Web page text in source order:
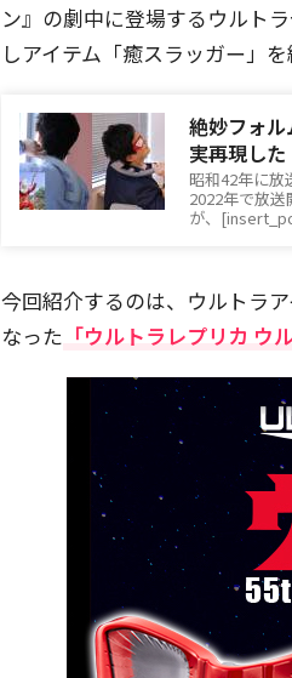
ン』の劇中に登場するウルト
しアイテム「癒スラッガー」を
絶妙フォ
実再現し
昭和42年に放
2022年で放
が、
今回紹介するのは、ウルトラ
なった 「ウルトラレプリカ